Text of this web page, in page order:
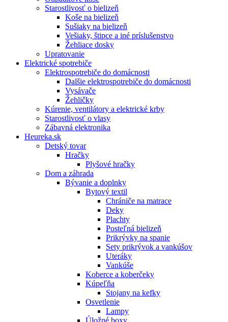
Starostlivosť o bielizeň
Koše na bielizeň
Sušiaky na bielizeň
Vešiaky, štipce a iné príslušenstvo
Žehliace dosky
Upratovanie
Elektrické spotrebiče
Elektrospotrebiče do domácnosti
Dalšie elektrospotrebiče do domácnosti
Vysávače
Žehličky
Kúrenie, ventilátory a elektrické krby
Starostlivosť o vlasy
Zábavná elektronika
Heureka.sk
Detský tovar
Hračky
Plyšové hračky
Dom a záhrada
Bývanie a doplnky
Bytový textil
Chrániče na matrace
Deky
Plachty
Posteľná bielizeň
Prikrývky na spanie
Sety prikrývok a vankúšov
Uteráky
Vankúše
Koberce a koberčeky
Kúpeľňa
Stojany na kefky
Osvetlenie
Lampy
Úložné boxy